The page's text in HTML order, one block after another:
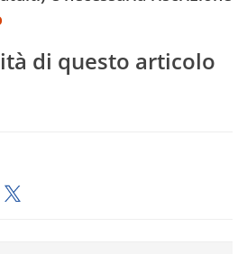
di questo articolo